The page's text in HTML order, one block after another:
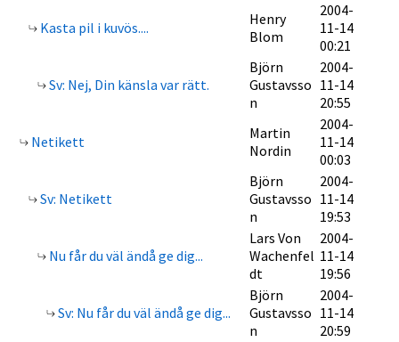
Kasta pil i kuvös....
Henry
Blom
2004-
11-14
00:21
Sv: Nej, Din känsla var rätt.
Björn
Gustavsso
n
2004-
11-14
20:55
Netikett
Martin
Nordin
2004-
11-14
00:03
Sv: Netikett
Björn
Gustavsso
n
2004-
11-14
19:53
Nu får du väl ändå ge dig...
Lars Von
Wachenfel
dt
2004-
11-14
19:56
Sv: Nu får du väl ändå ge dig...
Björn
Gustavsso
n
2004-
11-14
20:59